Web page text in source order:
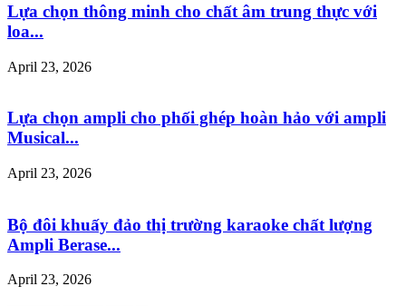
Lựa chọn thông minh cho chất âm trung thực với
loa...
April 23, 2026
Lựa chọn ampli cho phối ghép hoàn hảo với ampli
Musical...
April 23, 2026
Bộ đôi khuấy đảo thị trường karaoke chất lượng
Ampli Berase...
April 23, 2026